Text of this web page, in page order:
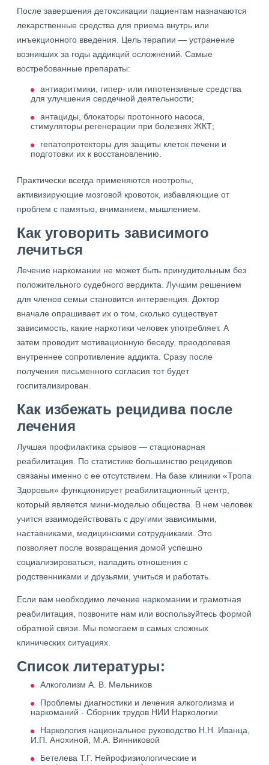
После завершения детоксикации пациентам назначаются
лекарственные средства для приема внутрь или
инъекционного введения. Цель терапии — устранение
возникших за годы аддикций осложнений. Самые
востребованные препараты:
антиаритмики, гипер- или гипотензивные средства
для улучшения сердечной деятельности;
антациды, блокаторы протонного насоса,
стимуляторы регенерации при болезнях ЖКТ;
гепатопротекторы для защиты клеток печени и
подготовки их к восстановлению.
Практически всегда применяются ноотропы,
активизирующие мозговой кровоток, избавляющие от
проблем с памятью, вниманием, мышлением.
Как уговорить зависимого
лечиться
Лечение наркомании не может быть принудительным без
положительного судебного вердикта. Лучшим решением
для членов семьи становится интервенция. Доктор
вначале опрашивает их о том, сколько существует
зависимость, какие наркотики человек употребляет. А
затем проводит мотивационную беседу, преодолевая
внутреннее сопротивление аддикта. Сразу после
получения письменного согласия тот будет
госпитализирован.
Как избежать рецидива после
лечения
Лучшая профилактика срывов — стационарная
реабилитация. По статистике большинство рецидивов
связаны именно с ее отсутствием. На базе клиники «Тропа
Здоровья» функционирует реабилитационный центр,
который является мини-моделью общества. В нем человек
учится взаимодействовать с другими зависимыми,
наставниками, медицинскими сотрудниками. Это
позволяет после возвращения домой успешно
социализироваться, наладить отношения с
родственниками и друзьями, учиться и работать.
Если вам необходимо лечение наркомании и грамотная
реабилитация, позвоните нам или воспользуйтесь формой
обратной связи. Мы помогаем в самых сложных
клинических ситуациях.
Список литературы:
Алкоголизм А. В. Мельников
Проблемы диагностики и лечения алкоголизма и
наркоманий - Сборник трудов НИИ Наркологии
Наркология национальное руководство Н.Н. Иванца,
И.П. Анохиной, М.А. Винниковой
Бетелева Т.Г. Нейрофизиологические и